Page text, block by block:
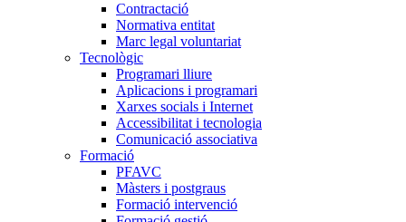
Contractació
Normativa entitat
Marc legal voluntariat
Tecnològic
Programari lliure
Aplicacions i programari
Xarxes socials i Internet
Accessibilitat i tecnologia
Comunicació associativa
Formació
PFAVC
Màsters i postgraus
Formació intervenció